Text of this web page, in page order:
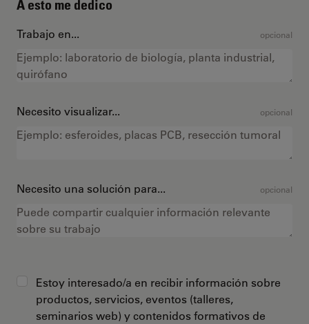
A esto me dedico
Trabajo en... opcional
Necesito visualizar... opcional
Necesito una solución para... opcional
Estoy interesado/a en recibir información sobre
productos, servicios, eventos (talleres,
seminarios web) y contenidos formativos de